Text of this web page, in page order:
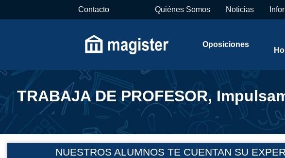
Contacto Quiénes Somos Noticias
Oposiciones
TRABAJA DE PROFESOR,
NUESTROS ALUMNOS TE CUENTAN SU